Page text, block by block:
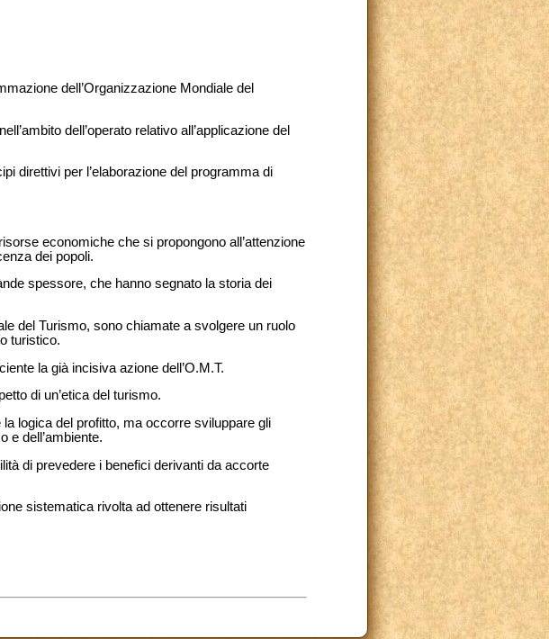
dell’Organizzazione Mondiale del
dell’operato relativo all’applicazione del
direttivi per l’elaborazione del programma di
economiche che si propongono all’attenzione
dei popoli.
spessore, che hanno segnato la storia dei
del Turismo, sono chiamate a svolgere un ruolo
turistico.
la già incisiva azione dell’O.M.T.
di un’etica del turismo.
logica del profitto, ma occorre sviluppare gli
e dell’ambiente.
di prevedere i benefici derivanti da accorte
sistematica rivolta ad ottenere risultati